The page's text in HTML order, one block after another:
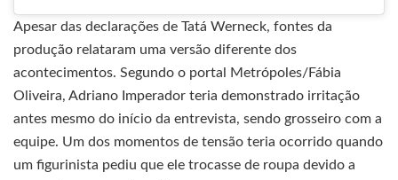
Apesar das declarações de Tatá Werneck, fontes da
produção relataram uma versão diferente dos
acontecimentos. Segundo o portal Metrópoles/Fábia
Oliveira, Adriano Imperador teria demonstrado irritação
antes mesmo do início da entrevista, sendo grosseiro com a
equipe. Um dos momentos de tensão teria ocorrido quando
um figurinista pediu que ele trocasse de roupa devido a